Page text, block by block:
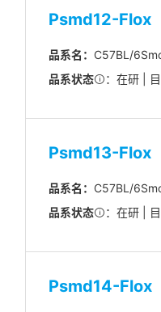
Psmd12-Flox
品系名： C57BL/
品系状态 ：在研 |
Psmd13-Flox
品系名： C57BL/
品系状态 ：在研 |
Psmd14-Flox